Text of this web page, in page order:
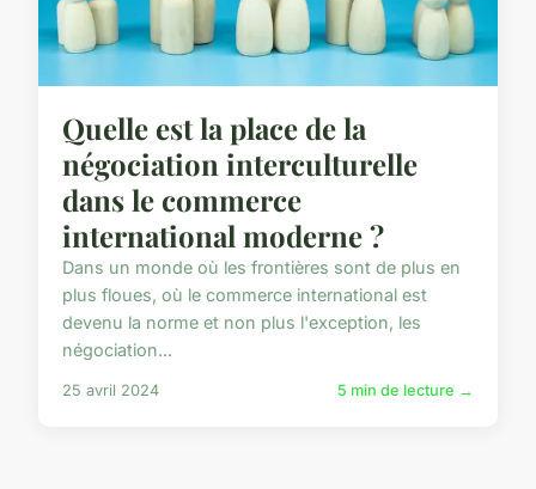
Quelle est la place de la
négociation interculturelle
dans le commerce
international moderne ?
Dans un monde où les frontières sont de plus en
plus floues, où le commerce international est
devenu la norme et non plus l'exception, les
négociation...
25 avril 2024 5 min de lecture →